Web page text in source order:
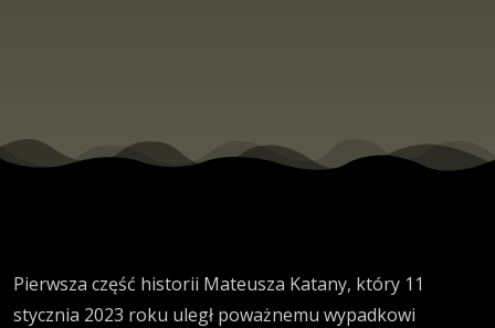
Pierwsza część historii Mateusza Katany, który 11
stycznia 2023 roku uległ poważnemu wypadkowi